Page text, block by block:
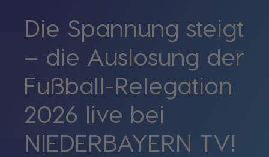
Die Spannung steigt
– die Auslosung der
Fußball-Relegation
2026 live bei
NIEDERBAYERN TV!